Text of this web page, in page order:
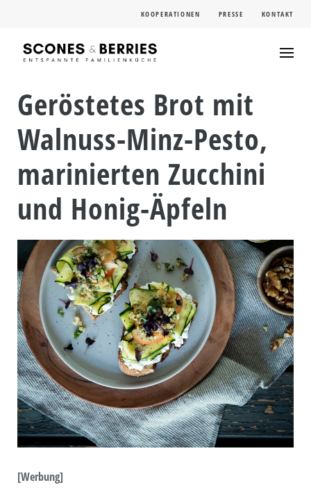
content
KOOPERATIONEN PRESSE KONTAKT
Geröstetes Brot mit
Walnuss-Minz-Pesto,
marinierten Zucchini
und Honig-Äpfeln
[Werbung]